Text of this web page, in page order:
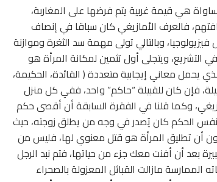
هي قيمة غربية يتم فرضها على المغاربة،
فالعرف الأمازيغي كان سباقا في إنصاف
وبالتالي تولى مهمة سد الثغرة وموازنة
التشريع، ويتجلى أول تثمين لمكانة المرأة هو
يحمل معاني إيجابية متعددة ( القائدة، الحكيمة،
فإن كان للقبيلة “حاكم” واحد، ففي كل منزل
وكما قلنا في الفقرة السابقة أن أقصى حكم
الحكم كان يُصدر في وجه من يطلق زوجته، حيث
كون أن تطليق المرأة هو قتل معنوي لها، فليس من
بعد أن أفنت معك جزء من حياتها، فتم نبد الرجل
مازالت القبائل المعزولة بالصحراء